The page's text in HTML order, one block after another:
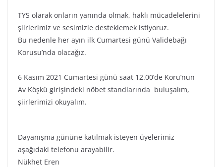
TYS olarak onların yanında olmak, haklı mücadelelerini
şiirlerimiz ve sesimizle desteklemek istiyoruz.
Bu nedenle her ayın ilk Cumartesi günü Validebağı
Korusu’nda olacağız.
6 Kasım 2021 Cumartesi günü saat 12.00’de Koru’nun
Av Köşkü girişindeki nöbet standlarında buluşalım,
şiirlerimizi okuyalım.
Dayanışma gününe katılmak isteyen üyelerimiz
aşağıdaki telefonu arayabilir.
Nükhet Eren